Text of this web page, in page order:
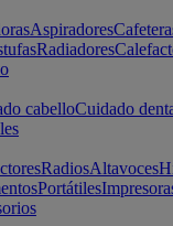
Aspiradores
Radiadores
cabelloCuidado
RadiosAltavoces
Portátiles